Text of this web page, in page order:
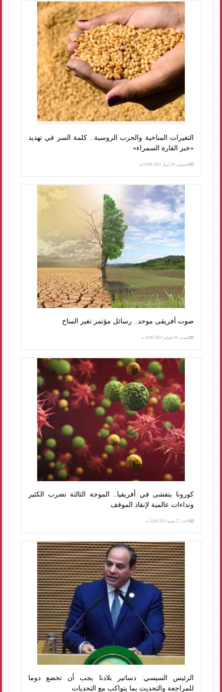
التغيرات المناخية والحرب الروسية.. كلمة السر في تهديد
«خبز القارة السمراء»
الخميس، 28 أبريل 2022 03:00 م
صوت أفريقى موحد.. رسائل مؤتمر تغير المناخ
السبت، 19 فبراير 2022 10:00 م
كورونا يتفشى في أفريقيا.. الموجة الثالثة تضرب الكثير
ونداءات عالمية لإنقاذ الموقف
الأحد، 27 يونيو 2021 12:00 م
الرئيس السيسي: دساتير بلادنا يجب أن تخضع دوما
للمراجعة والتحديث بما يتواكب مع التحديات